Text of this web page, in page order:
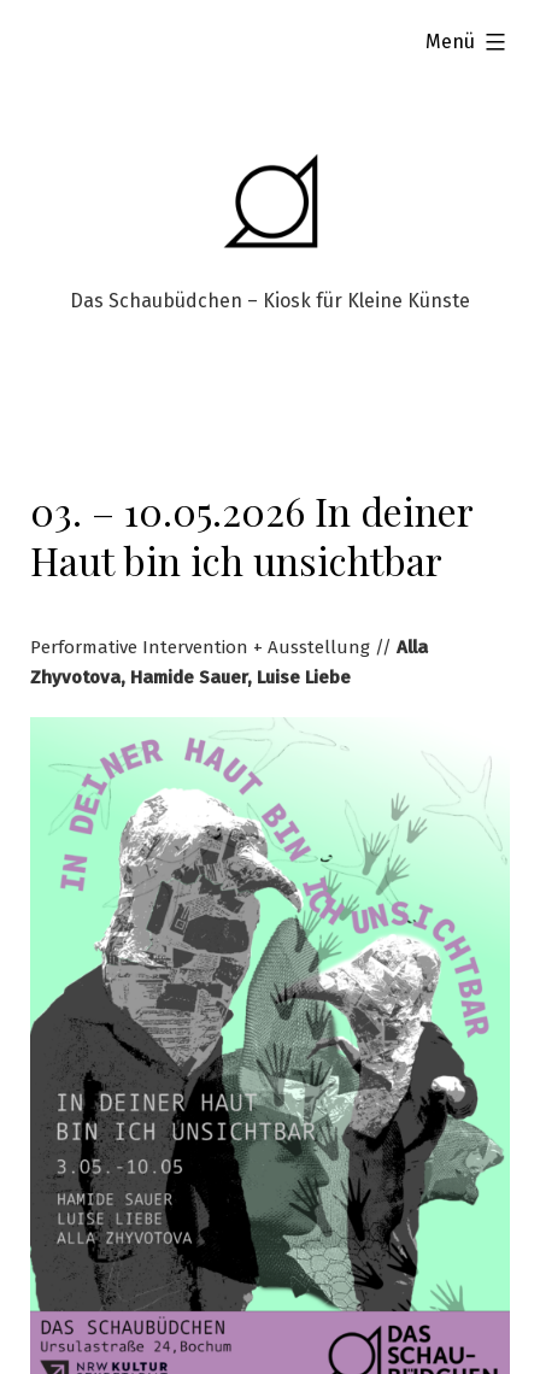
Das Schaubüdchen – Kiosk für Kleine Künste
Menü
aufgeklappt
03. – 10.05.2026 In deiner
Haut bin ich unsichtbar
Performative Intervention + Ausstellung // Alla
Zhyvotova, Hamide Sauer, Luise Liebe